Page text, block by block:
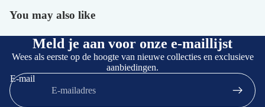
Afbeelding
volledig
You may also like
Meld je aan voor onze e-maillijst
Wees als eerste op de hoogte van nieuwe collecties en exclusieve
aanbiedingen.
E-mail